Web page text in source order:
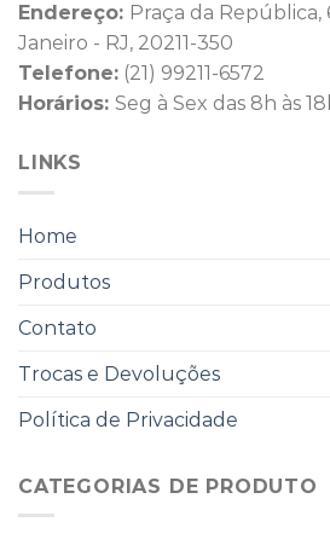
Endereço: Praça da República,
Janeiro - RJ, 20211-350
Telefone: (21) 99211-6572
Horários: Seg à Sex das 8h às
LINKS
Home
Produtos
Contato
Trocas e Devoluções
Política de Privacidade
CATEGORIAS DE PRODUTO